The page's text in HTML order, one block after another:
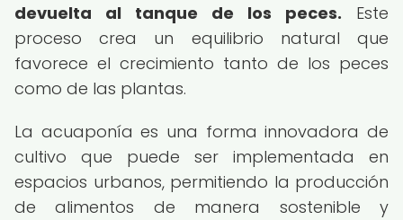
devuelta al tanque de los peces. Este
proceso crea un equilibrio natural que
favorece el crecimiento tanto de los peces
como de las plantas.
La acuaponía es una forma innovadora de
cultivo que puede ser implementada en
espacios urbanos, permitiendo la producción
de alimentos de manera sostenible y